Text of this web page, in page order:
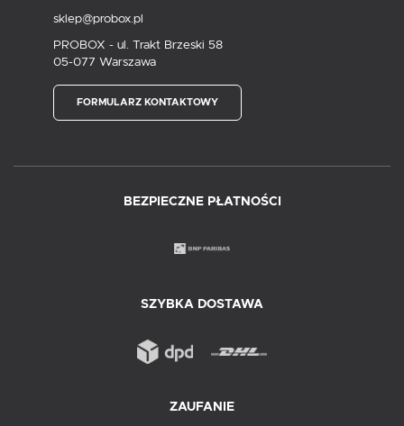
sklep@probox.pl
PROBOX - ul. Trakt Brzeski 58
05-077 Warszawa
FORMULARZ KONTAKTOWY
BEZPIECZNE PŁATNOŚCI
SZYBKA DOSTAWA
ZAUFANIE